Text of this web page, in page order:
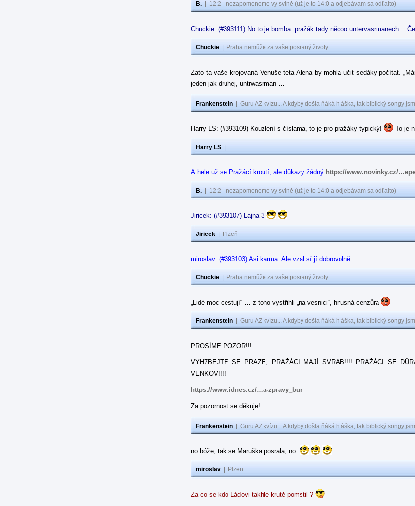
B. 12:2 - nezapomeneme vy svině (už je to 14:0 a odjebávam sa odťalto)
Chuckie: (#393111) No to je bomba. pražák tady něcoo untervasrmanech…
Chuckie Praha nemůže za vaše posraný životy
Zato ta vaše krojovaná Venuše teta Alena by mohla učit sedáky počítat.
jeden jak druhej, untrwasrman …
Frankenstein Guru AZ kvízu... A kdyby došla ňáká hláška, tak biblický songy
Harry LS: (#393109) Kouzlení s číslama, to je pro pražáky typický! To je
Harry LS
A hele už se Pražácí kroutí, ale důkazy žádný https://www.novinky.cz/
B. 12:2 - nezapomeneme vy svině (už je to 14:0 a odjebávam sa odťalto)
Jiricek: (#393107) Lajna 3
Jiricek Plzeň
miroslav: (#393103) Asi karma. Ale vzal sí jí dobrovolně.
Chuckie Praha nemůže za vaše posraný životy
„Lidé moc cestují“ … z toho vystřihli „na vesnici“, hnusná cenzůra
Frankenstein Guru AZ kvízu... A kdyby došla ňáká hláška, tak biblický songy
PROSÍME POZOR!!!
VYH7BEJTE SE PRAZE, PRAŽÁCI MAJÍ SVRAB!!!! PRAŽÁCI SE
VENKOV!!!!
https://www.idnes.cz/…a-zpravy_bur
Za pozornost se děkuje!
Frankenstein Guru AZ kvízu... A kdyby došla ňáká hláška, tak biblický songy
no bóže, tak se Maruška posrala, no.
miroslav Plzeň
Za co se kdo Láďovi takhle krutě pomstil ?